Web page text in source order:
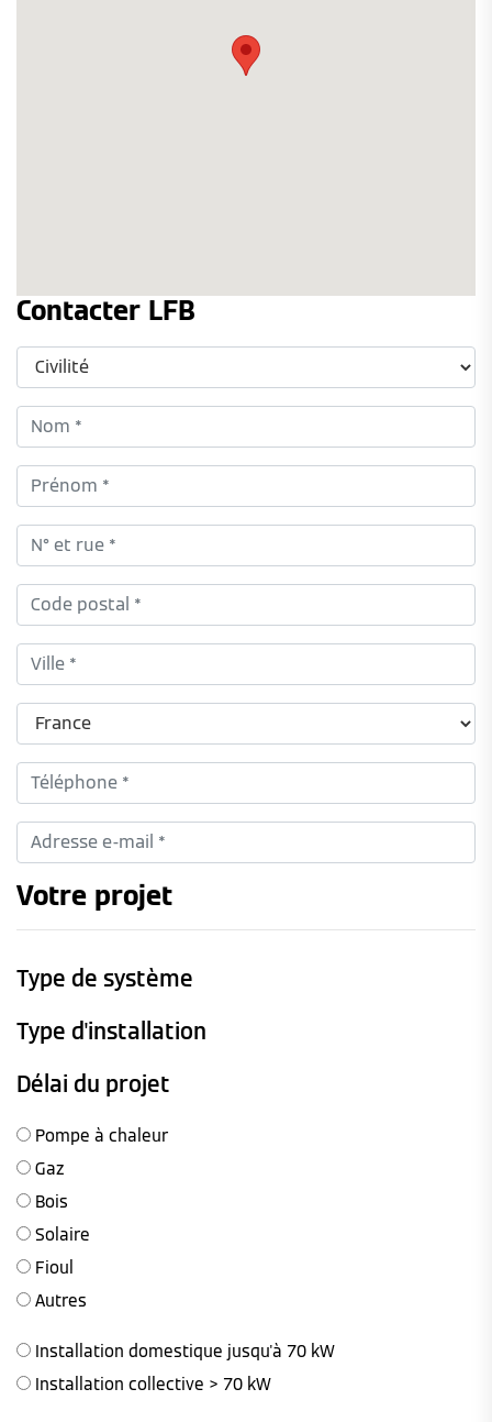
Contacter LFB
Votre projet
Type de système
Type d'installation
Délai du projet
Pompe à chaleur
Gaz
Bois
Solaire
Fioul
Autres
Installation domestique jusqu'à 70 kW
Installation collective > 70 kW